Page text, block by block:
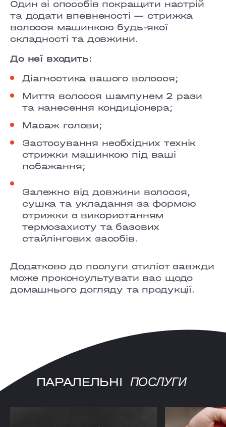
OBOLON
CHORNOVOLA
HOTEL HILTON KYIV
LYPKY
COMFORT TOWN
OSOKORKY
Один зі способів покращити настрій
та додати впевненості — стрижка
волосся машинкою будь-якої
складності та довжини.
До неї входить:
Діагностика вашого волосся;
Миття волосся шампунем 2 рази
та нанесення кондиціонера;
Масаж голови;
Застосування необхідних технік
стрижки машинкою під ваші
побажання;
Залежно від довжини волосся,
сушка та укладання за формою
стрижки з використанням
термозахисту та базових
стайлінгових засобів.
Додатково до послуги стиліст завжди
може проконсультувати вас щодо
домашнього догляду та продукції.
ПАРАЛЕЛЬНІ ПОСЛУГИ